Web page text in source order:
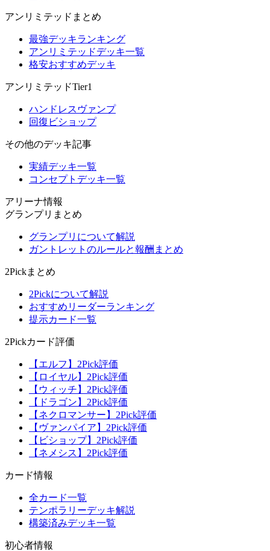
アンリミテッドまとめ
最強デッキランキング
アンリミテッドデッキ一覧
格安おすすめデッキ
アンリミテッドTier1
ハンドレスヴァンプ
回復ビショップ
その他のデッキ記事
実績デッキ一覧
コンセプトデッキ一覧
アリーナ情報
グランプリまとめ
グランプリについて解説
ガントレットのルールと報酬まとめ
2Pickまとめ
2Pickについて解説
おすすめリーダーランキング
提示カード一覧
2Pickカード評価
【エルフ】2Pick評価
【ロイヤル】2Pick評価
【ウィッチ】2Pick評価
【ドラゴン】2Pick評価
【ネクロマンサー】2Pick評価
【ヴァンパイア】2Pick評価
【ビショップ】2Pick評価
【ネメシス】2Pick評価
カード情報
全カード一覧
テンポラリーデッキ解説
構築済みデッキ一覧
初心者情報